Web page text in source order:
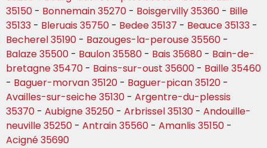
35150 - Bonnemain 35270 - Boisgervilly 35360 - Bille
35133 - Bleruais 35750 - Bedee 35137 - Beauce 35133 -
Becherel 35190 - Bazouges-la-perouse 35560 -
Balaze 35500 - Baulon 35580 - Bais 35680 - Bain-de-
bretagne 35470 - Bains-sur-oust 35600 - Baille 35460
- Baguer-morvan 35120 - Baguer-pican 35120 -
Availles-sur-seiche 35130 - Argentre-du-plessis
35370 - Aubigne 35250 - Arbrissel 35130 - Andouille-
neuville 35250 - Antrain 35560 - Amanlis 35150 -
Acigné 35690